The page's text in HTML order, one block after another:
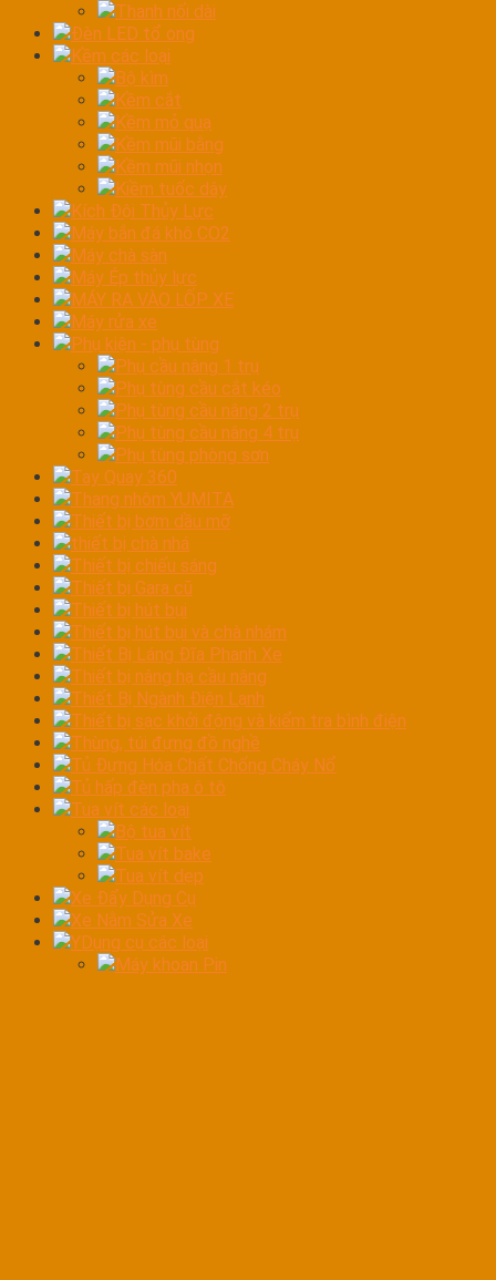
Thanh nối dài
Đèn LED tổ ong
Kềm các loại
Bộ kìm
Kềm cắt
Kềm mỏ quạ
Kềm mũi bằng
Kềm mũi nhọn
Kiềm tuốc dây
Kích Đội Thủy Lực
Máy bắn đá khô CO2
Máy chà sàn
Máy Ép thủy lực
MÁY RA VÀO LỐP XE
Máy rửa xe
Phụ kiện - phụ tùng
Phụ cầu nâng 1 trụ
Phụ tùng cầu cắt kéo
Phụ tùng cầu nâng 2 trụ
Phụ tùng cầu nâng 4 trụ
Phụ tùng phòng sơn
Tay Quay 360
Thang nhôm YUMITA
Thiết bị bơm dầu mỡ
thiết bị chà nhá
Thiết bị chiếu sáng
Thiết bị Gara cũ
Thiết bị hút bụi
Thiết bị hút bụi và chà nhám
Thiết Bị Láng Đĩa Phanh Xe
Thiết bị nâng hạ cầu nâng
Thiết Bị Ngành Điện Lạnh
Thiết bị sạc khởi động và kiểm tra bình điện
Thùng, túi đựng đồ nghề
Tủ Đựng Hóa Chất Chống Cháy Nổ
Tủ hấp đèn pha ô tô
Tua vít các loại
Bộ tua vít
Tua vít bake
Tua vít dẹp
Xe Đẩy Dụng Cụ
Xe Nằm Sửa Xe
YDụng cụ các loại
Máy khoan Pin